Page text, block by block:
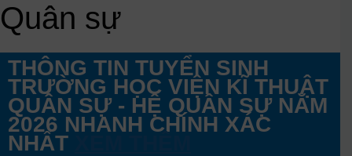
Quân sự
THÔNG TIN TUYỂN SINH
TRƯỜNG HỌC VIỆN KĨ THUẬT
QUÂN SỰ - HỆ QUÂN SỰ NĂM
2026 NHANH CHÍNH XÁC
NHẤT